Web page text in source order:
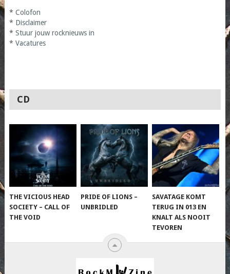
* Colofon
* Disclaimer
* Stuur jouw rocknieuws in
* Vacatures
CD
THE VICIOUS HEAD
SOCIETY – CALL OF
THE VOID
PRIDE OF LIONS –
UNBRIDLED
SAVATAGE KOMT
TERUG IN 013 EN
KNALT ALS NOOIT
TEVOREN